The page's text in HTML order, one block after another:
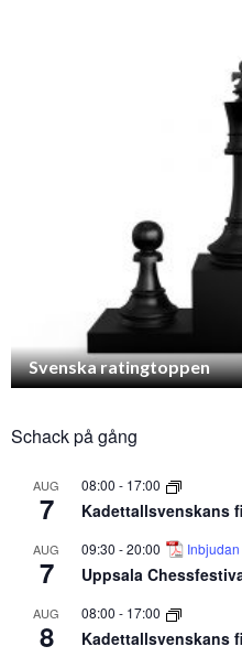
Svenska ratingtoppen
Schack på gång
AUG
7
08:00 - 17:00
Kadettallsvenskans
AUG
7
09:30 -20:00 Inbjudan
Uppsala
AUG
8
08:00 - 17:00
Kadettallsvenskans